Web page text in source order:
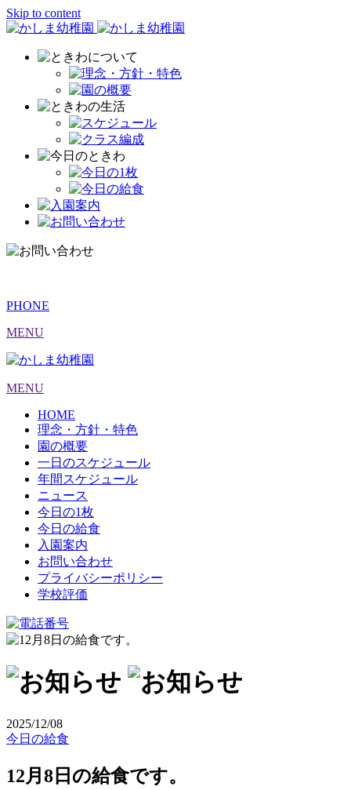
Skip to content
PHONE
MENU
MENU
HOME
理念・方針・特色
園の概要
一日のスケジュール
年間スケジュール
ニュース
今日の1枚
今日の給食
入園案内
お問い合わせ
プライバシーポリシー
学校評価
2025/12/08
今日の給食
12月8日の給食です。